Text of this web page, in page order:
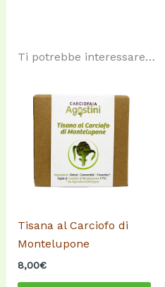
Ti potrebbe interessare…
Tisana al Carciofo di
Montelupone
8,00€